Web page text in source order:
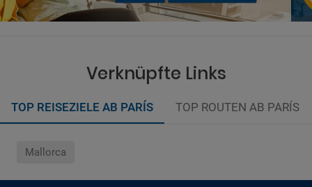
Verknüpfte Links
TOP REISEZIELE AB PARÍS TOP ROUTEN AB PARÍS
Mallorca